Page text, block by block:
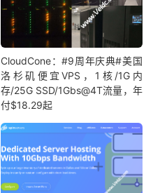
CloudCone：#9周年庆典#美国
洛杉矶便宜VPS，1核/1G内
存/25G SSD/1Gbs@4T流量，年
付$18.29起